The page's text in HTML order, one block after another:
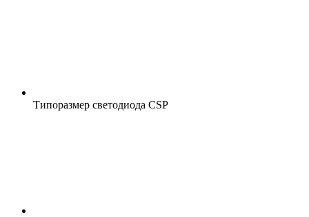
Типоразмер светодиода CSP